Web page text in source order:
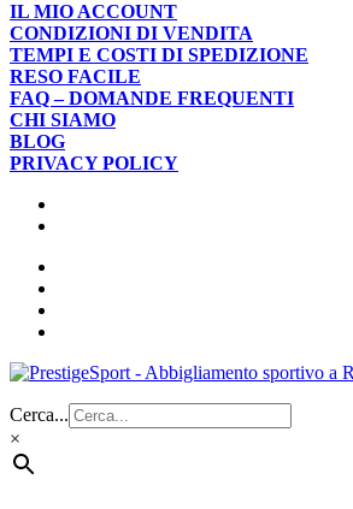
IL MIO ACCOUNT
CONDIZIONI DI VENDITA
TEMPI E COSTI DI SPEDIZIONE
RESO FACILE
FAQ – DOMANDE FREQUENTI
CHI SIAMO
BLOG
PRIVACY POLICY
Cerca...
×